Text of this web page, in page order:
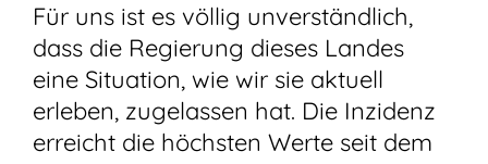
Für uns ist es völlig unverständlich,
dass die Regierung dieses Landes
eine Situation, wie wir sie aktuell
erleben, zugelassen hat. Die Inzidenz
erreicht die höchsten Werte seit dem